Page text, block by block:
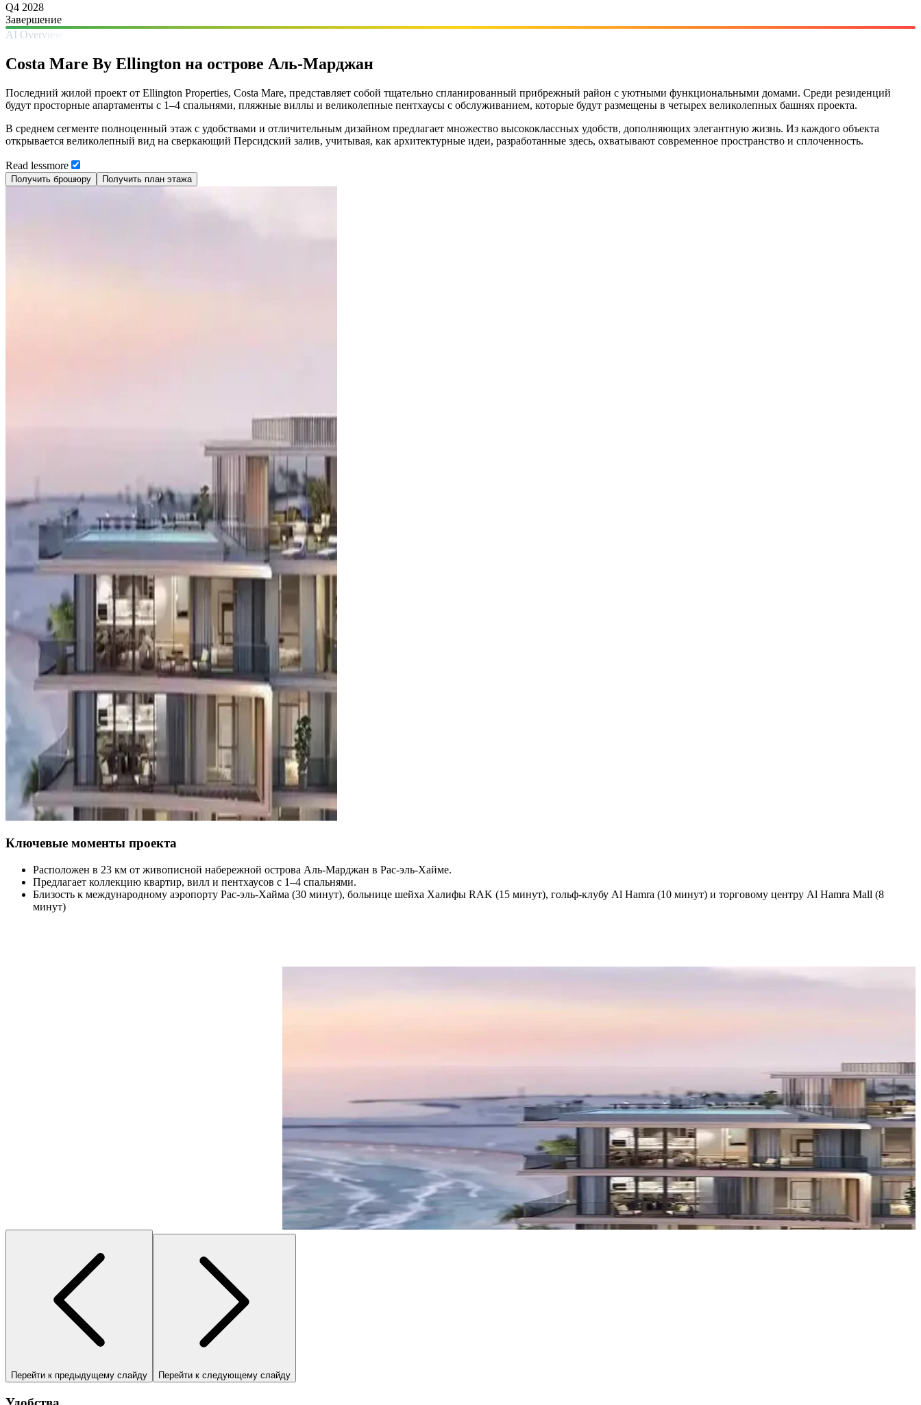
Q4 2028
Завершение
AI Overview
Costa Mare By Ellington на острове Аль-Марджан
Последний жилой проект от Ellington Properties, Costa Mare, представляет собой тщательно спланированный прибрежный район с уютными функциональными домами. Среди резиденций
будут просторные апартаменты с 1–4 спальнями, пляжные виллы и великолепные пентхаусы с обслуживанием, которые будут размещены в четырех великолепных башнях проекта.
В среднем сегменте полноценный этаж с удобствами и отличительным дизайном предлагает множество высококлассных удобств, дополняющих элегантную жизнь. Из каждого объекта
открывается великолепный вид на сверкающий Персидский залив, учитывая, как архитектурные идеи, разработанные здесь, охватывают современное пространство и сплоченность.
Read lessmore
Получить брошюру Получить план этажа
Ключевые моменты проекта
Расположен в 23 км от живописной набережной острова Аль-Марджан в Рас-эль-Хайме.
Предлагает коллекцию квартир, вилл и пентхаусов с 1–4 спальнями.
Близость к международному аэропорту Рас-эль-Хайма (30 минут), больнице шейха Халифы RAK (15 минут), гольф-клубу Al Hamra (10 минут) и торговому центру Al Hamra Mall (8
минут)
Перейти к предыдущему слайду Перейти к следующему слайду